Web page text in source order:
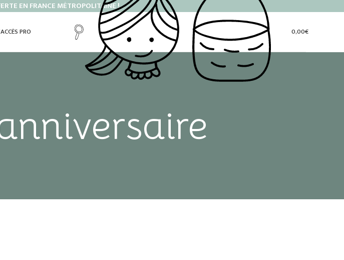
EN FRANCE MÉTROPOLITAINE !
ACCÈS PRO 0,00€